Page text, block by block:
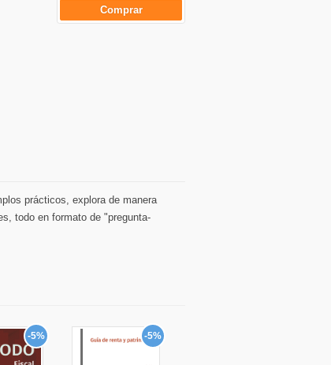
Comprar
prácticos, explora de manera
todo en formato de "pregunta-
-5% -5%